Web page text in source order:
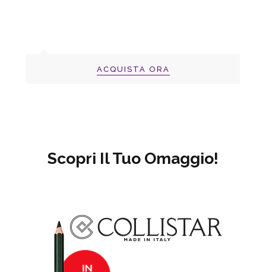
ACQUISTA ORA
Scopri Il Tuo Omaggio!